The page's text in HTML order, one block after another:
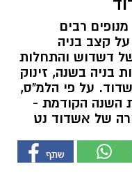
רבים
קצב בניה
דשדוש והתחלות
על כ-800 התחלות בניה בשנה, זינוק
על פי הלמ"ס,
של 125% לעומת השנה הקודמת -
של אשדוד נט